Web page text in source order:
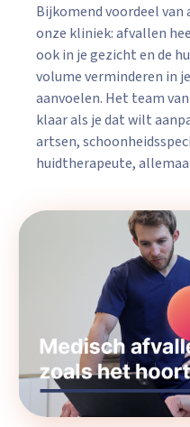
Bijkomend voordeel
onze kliniek: afvallen
ook in je gezicht en de
volume verminderen in
aanvoelen. Het team
klaar als je dat wilt
artsen,
huidtherapeute,